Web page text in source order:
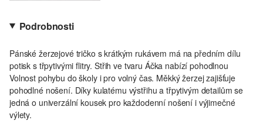
Podrobnosti
Pánské žerzejové tričko s krátkým rukávem má na předním dílu
potisk s třpytivými flitry. Střih ve tvaru Áčka nabízí pohodlnou
Volnost pohybu do školy i pro volný čas. Měkký žerzej zajišťuje
pohodlné nošení. Díky kulatému výstřihu a třpytivým detailům se
jedná o univerzální kousek pro každodenní nošení i výjimečné
výlety.